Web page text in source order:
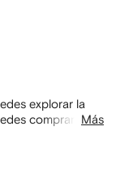
explorar la
comprar por
Más